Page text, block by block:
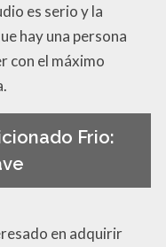
es serio y la
hay una persona
con el máximo
Frio:
en adquirir